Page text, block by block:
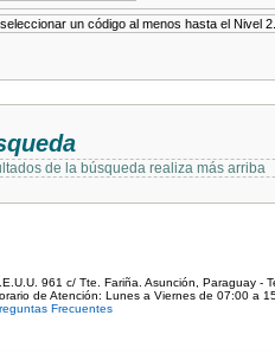
un código al menos hasta el Nivel 2.
de la búsqueda realiza más arriba
961 c/ Tte. Fariña. Asunción, Paraguay -
de Atención: Lunes a Viernes de 07:00 a
Frecuentes